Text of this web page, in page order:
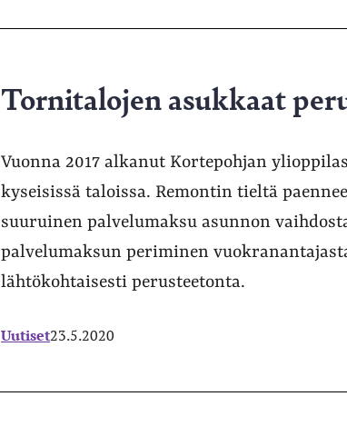
Tornitalojen asukkaat
Vuonna 2017 alkanut Kortepohjan
kyseisissä taloissa. Remontin tieltä
suuruinen palvelumaksu asunnon
palvelumaksun periminen
lähtökohtaisesti perusteetonta.
Uutiset23.5.2020